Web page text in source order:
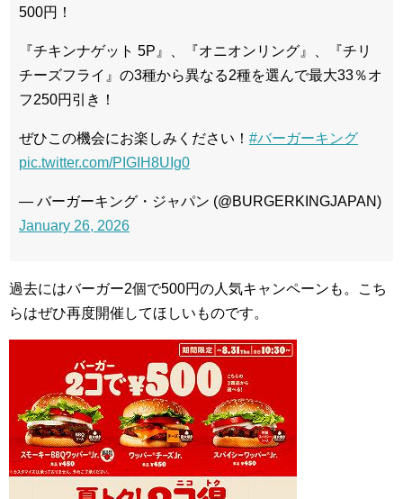
500円！
『チキンナゲット 5P』、『オニオンリング』、『チリ
チーズフライ』の3種から異なる2種を選んで最大33％オ
フ250円引き！
ぜひこの機会にお楽しみください！ #バーガーキング
pic.twitter.com/PIGIH8UIg0
— バーガーキング・ジャパン (@BURGERKINGJAPAN)
January 26, 2026
過去にはバーガー2個で500円の人気キャンペーンも。こち
らはぜひ再度開催してほしいものです。